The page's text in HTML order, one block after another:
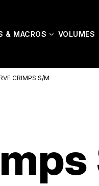
& MACROS VOLUMES
CRIMPS S/M